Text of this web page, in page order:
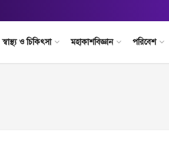
স্বাস্থ্য ও চিকিৎসা মহাকাশবিজ্ঞান পরিবেশ